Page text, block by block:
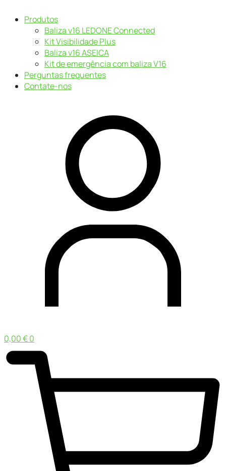
Produtos
Baliza v16 LEDONE Connected
Kit Visibilidade Plus
Baliza v16 ASEICA
Kit de emergência com baliza V16
Perguntas frequentes
Contate-nos
0,00€0